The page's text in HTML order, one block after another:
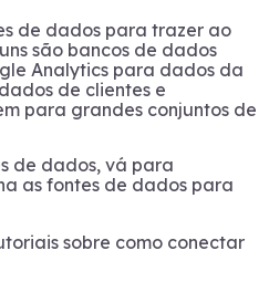
de dados para trazer ao
são bancos de dados
Analytics para dados da
de clientes e
para grandes conjuntos de
de dados, vá para
as fontes de dados para
sobre como conectar